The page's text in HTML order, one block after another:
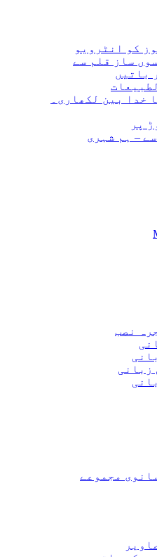
کو انٹرویو
ساز قلم سے
باتیں
خدا بین لکھاری۔
پر
– ہم شہری
نصب
زبانی
مجموعے